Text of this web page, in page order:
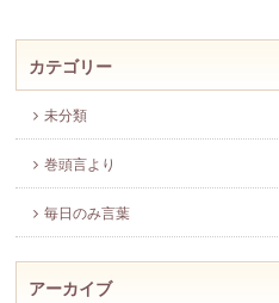
カテゴリー
未分類
巻頭言より
毎日のみ言葉
アーカイブ